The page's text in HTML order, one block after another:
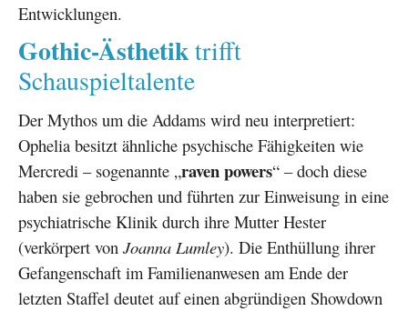
Entwicklungen.
Gothic-Ästhetiktrifft
Schauspieltalente
Der Mythos um die Addams wird neu interpretiert:
Ophelia besitzt ähnliche psychische Fähigkeiten wie
Mercredi – sogenannte „raven powers“ – doch diese
haben sie gebrochen und führten zur Einweisung in eine
psychiatrische Klinik durch ihre Mutter Hester
(verkörpert von Joanna Lumley). Die Enthüllung ihrer
Gefangenschaft im Familienanwesen am Ende der
letzten Staffel deutet auf einen abgründigen Showdown